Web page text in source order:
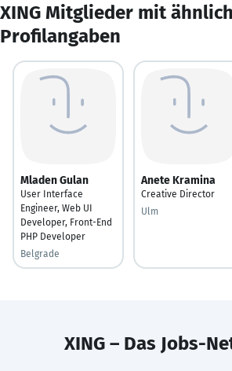
XING Mitglieder mit
Profilangaben
Mladen Gulan
User Interface
Engineer, Web UI
Developer, Front-End
PHP Developer
Belgrade
Anete Kramina
Creative Director
Ulm
XING – Das Jobs-